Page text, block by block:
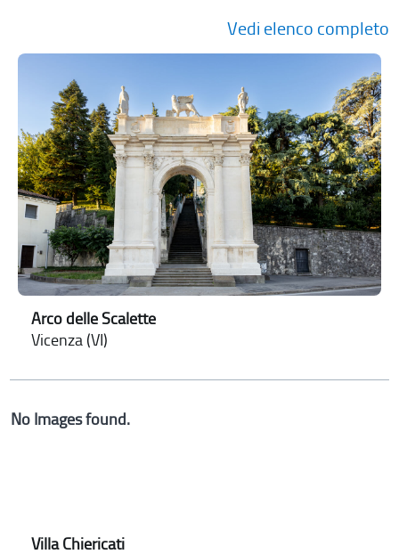
Vedi elenco completo
Arco delle Scalette
Vicenza (VI)
No Images found.
Villa Chiericati